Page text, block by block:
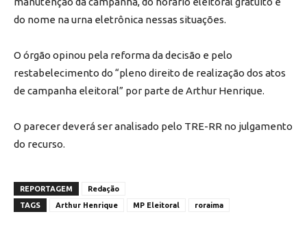
do nome na urna eletrônica nessas situações.
O órgão opinou pela reforma da decisão e pelo
restabelecimento do “pleno direito de realização dos atos
de campanha eleitoral” por parte de Arthur Henrique.
O parecer deverá ser analisado pelo TRE-RR no julgamento
do recurso.
REPORTAGEM
Redação
TAGS
Arthur Henrique MP Eleitoral roraima